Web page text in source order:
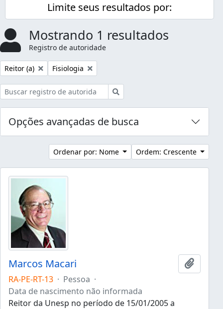
Limite seus resultados por:
Mostrando 1 resultados
Registro de autoridade
Remover filtro:
Reitor (a) Remover filtro:
Fisiologia
Opções avançadas de busca
Ordenar por: Nome Ordem: Crescente
Marcos Macari
RA-PE-RT-13 · Pessoa ·
Data de nascimento não informada
Reitor da Unesp no período de 15/01/2005 a